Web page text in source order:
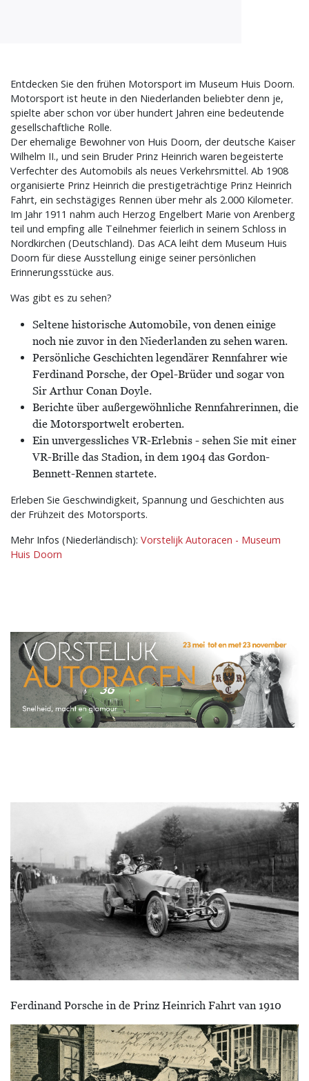
Entdecken Sie den frühen Motorsport im Museum Huis Doorn.
Motorsport ist heute in den Niederlanden beliebter denn je,
spielte aber schon vor über hundert Jahren eine bedeutende
gesellschaftliche Rolle.
Der ehemalige Bewohner von Huis Doorn, der deutsche Kaiser
Wilhelm II., und sein Bruder Prinz Heinrich waren begeisterte
Verfechter des Automobils als neues Verkehrsmittel. Ab 1908
organisierte Prinz Heinrich die prestigeträchtige Prinz Heinrich
Fahrt, ein sechstägiges Rennen über mehr als 2.000 Kilometer.
Im Jahr 1911 nahm auch Herzog Engelbert Marie von Arenberg
teil und empfing alle Teilnehmer feierlich in seinem Schloss in
Nordkirchen (Deutschland). Das ACA leiht dem Museum Huis
Doorn für diese Ausstellung einige seiner persönlichen
Erinnerungsstücke aus.
Was gibt es zu sehen?
Seltene historische Automobile, von denen einige
noch nie zuvor in den Niederlanden zu sehen waren.
Persönliche Geschichten legendärer Rennfahrer wie
Ferdinand Porsche, der Opel-Brüder und sogar von
Sir Arthur Conan Doyle.
Berichte über außergewöhnliche Rennfahrerinnen, die
die Motorsportwelt eroberten.
Ein unvergessliches VR-Erlebnis - sehen Sie mit einer
VR-Brille das Stadion, in dem 1904 das Gordon-
Bennett-Rennen startete.
Erleben Sie Geschwindigkeit, Spannung und Geschichten aus
der Frühzeit des Motorsports.
Mehr Infos (Niederländisch): Vorstelijk Autoracen - Museum
Huis Doorn
Ferdinand Porsche in de Prinz Heinrich Fahrt van 1910